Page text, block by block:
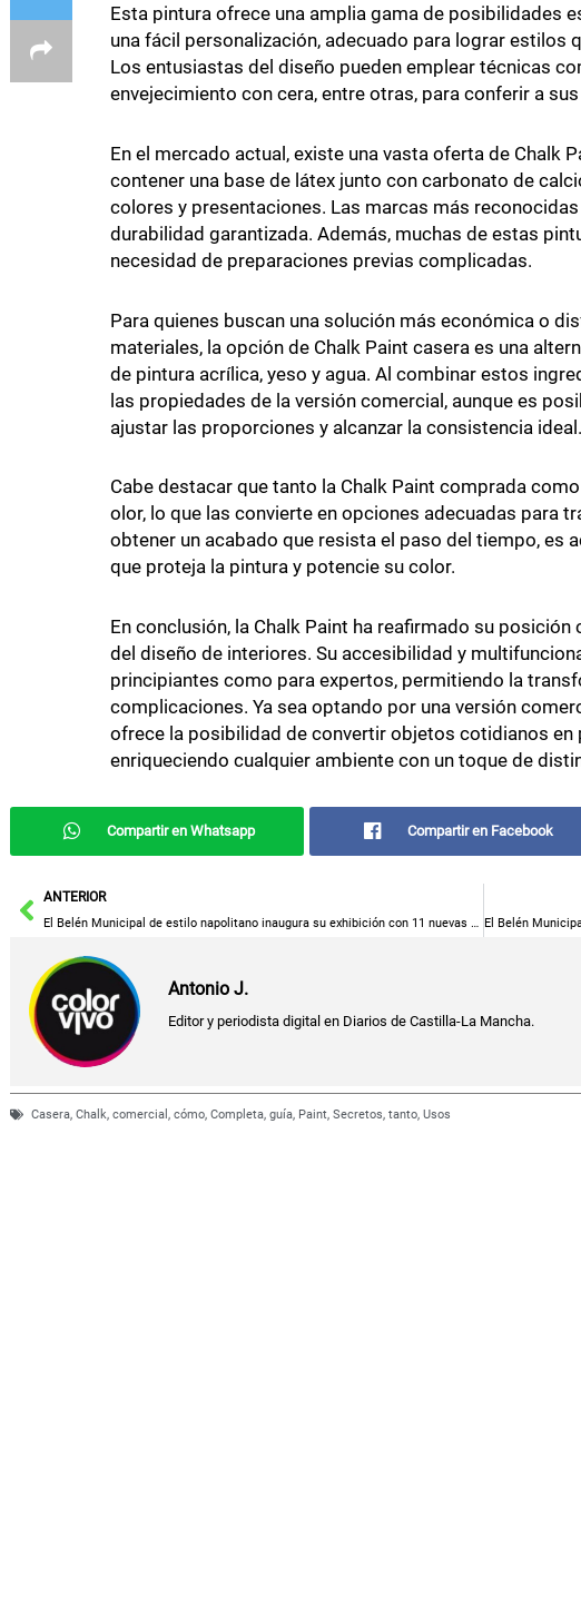
Esta pintura ofrece una amplia gama de posibilidades
una fácil personalización, adecuado para lograr estilos
Los entusiastas del diseño pueden emplear técnicas
envejecimiento con cera, entre otras, para conferir a
En el mercado actual, existe una vasta oferta de Chalk
contener una base de látex junto con carbonato de
colores y presentaciones. Las marcas más
durabilidad garantizada. Además, muchas de estas
necesidad de preparaciones previas complicadas.
Para quienes buscan una solución más económica o
materiales, la opción de Chalk Paint casera es una
de pintura acrílica, yeso y agua. Al combinar estos
las propiedades de la versión comercial, aunque es
ajustar las proporciones y alcanzar la consistencia ideal.
Cabe destacar que tanto la Chalk Paint comprada
olor, lo que las convierte en opciones adecuadas para
obtener un acabado que resista el paso del tiempo, es
que proteja la pintura y potencie su color.
En conclusión, la Chalk Paint ha reafirmado su
del diseño de interiores. Su accesibilidad y
principiantes como para expertos, permitiendo la
complicaciones. Ya sea optando por una versión
ofrece la posibilidad de convertir objetos cotidianos en
enriqueciendo cualquier ambiente con un toque de
Compartir en Whatsapp Compartir en Facebook
AntANTERIOR
El Belén Municipal de estilo napolitano inaugura su exhibición con 11 nuevas figuras.
Antonio J.
Editor y periodista digital en Diarios de Castilla-La Mancha.
Casera, Chalk, comercial , cómo, Completa, guía, Paint, Secretos, tanto, Usos